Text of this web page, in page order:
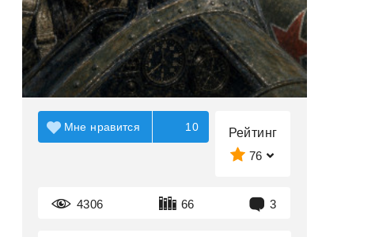
Рейтинг
76
4306 66 3
Мне нравится 10